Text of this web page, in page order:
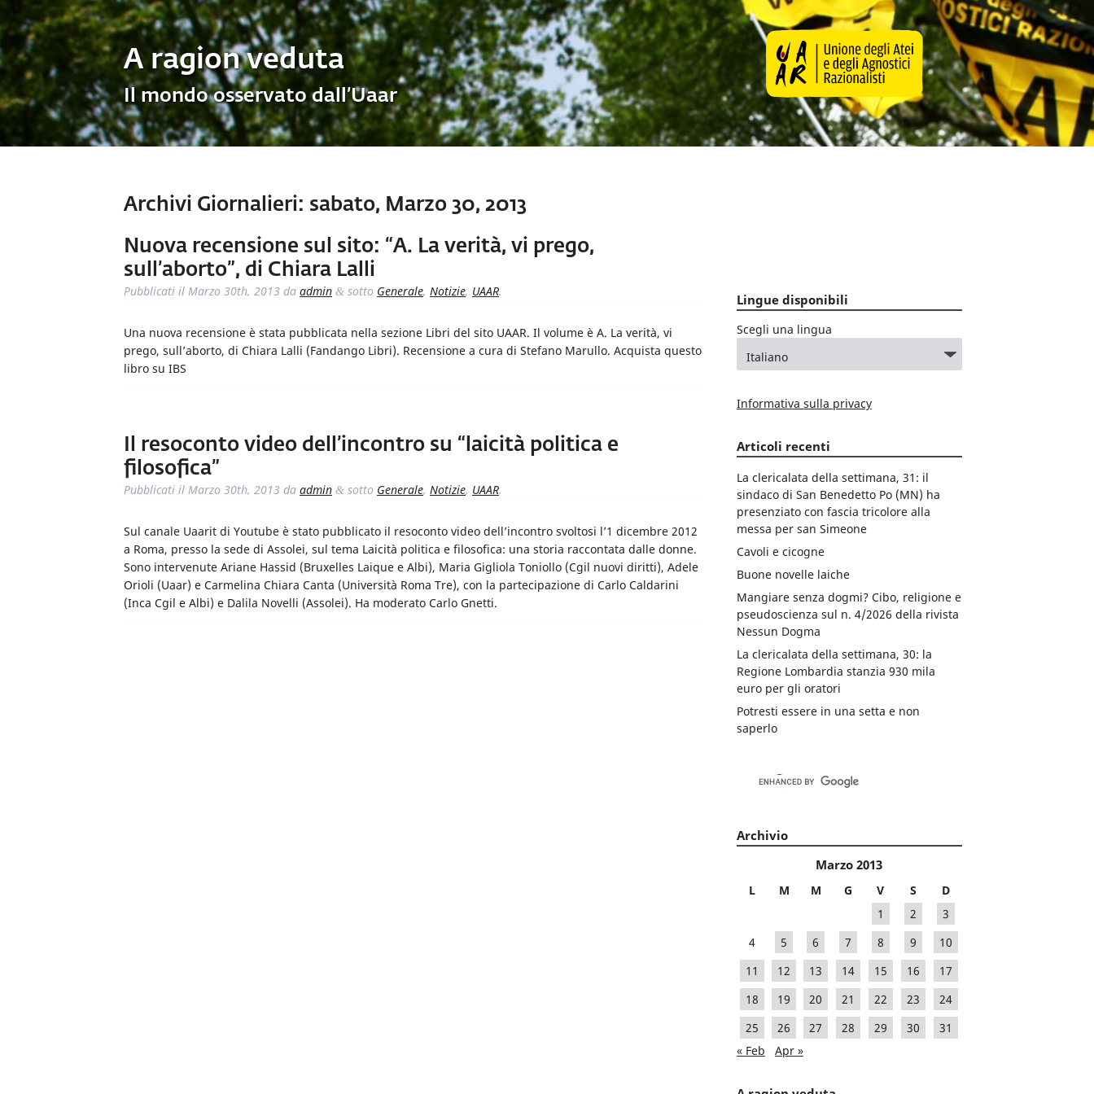
A ragion veduta
Il mondo osservato dall’Uaar
Archivi Giornalieri: sabato, Marzo 30, 2013
Nuova recensione sul sito: “A. La verità, vi prego,
sull’aborto”, di Chiara Lalli
Pubblicati il Marzo 30th, 2013 da admin & sotto Generale, Notizie, UAAR.
Una nuova recensione è stata pubblicata nella sezione Libri del sito UAAR. Il volume è A. La verità, vi
prego, sull’aborto, di Chiara Lalli (Fandango Libri). Recensione a cura di Stefano Marullo. Acquista questo
libro su IBS
Il resoconto video dell’incontro su “laicità politica e
filosofica”
Pubblicati il Marzo 30th, 2013 da admin & sotto Generale, Notizie, UAAR.
Sul canale Uaarit di Youtube è stato pubblicato il resoconto video dell’incontro svoltosi l’1 dicembre 2012
a Roma, presso la sede di Assolei, sul tema Laicità politica e filosofica: una storia raccontata dalle donne.
Sono intervenute Ariane Hassid (Bruxelles Laique e Albi), Maria Gigliola Toniollo (Cgil nuovi diritti), Adele
Orioli (Uaar) e Carmelina Chiara Canta (Università Roma Tre), con la partecipazione di Carlo Caldarini
(Inca Cgil e Albi) e Dalila Novelli (Assolei). Ha moderato Carlo Gnetti.
Lingue disponibili
Scegli una lingua
Informativa sulla privacy
Articoli recenti
La clericalata della settimana, 31: il
sindaco di San Benedetto Po (MN) ha
presenziato con fascia tricolore alla
messa per san Simeone
Cavoli e cicogne
Buone novelle laiche
Mangiare senza dogmi? Cibo, religione e
pseudoscienza sul n. 4/2026 della rivista
Nessun Dogma
La clericalata della settimana, 30: la
Regione Lombardia stanzia 930 mila
euro per gli oratori
Potresti essere in una setta e non
saperlo
Archivio
Marzo 2013
L M M G V S
D
1
2
3
4
5 6 7 8 9
10
11
12 13 14 15 16
17
18
19 20 21 22 23
24
25
26 27 28 29 30
31
« Feb
Apr »